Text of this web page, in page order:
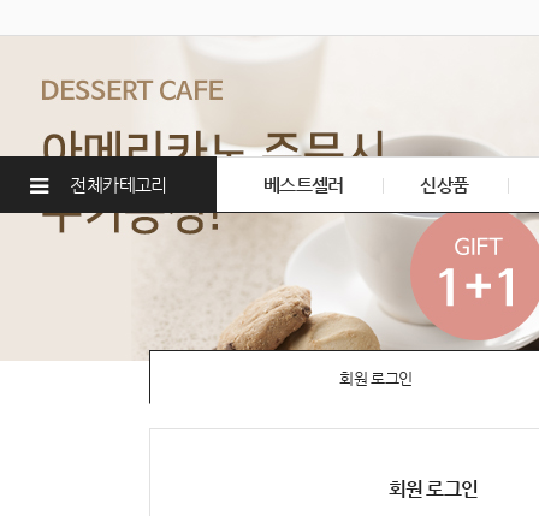
전체카테고리 베스트셀러 신상품
회원 로그인
회원 로그인